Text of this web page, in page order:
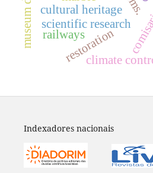
cultural heritage
scientific research
restoration
climate
railways
Indexadores nacionais